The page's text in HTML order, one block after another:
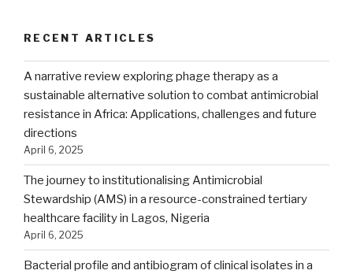
RECENT ARTICLES
A narrative review exploring phage therapy as a
sustainable alternative solution to combat antimicrobial
resistance in Africa: Applications, challenges and future
directions
April 6, 2025
The journey to institutionalising Antimicrobial
Stewardship (AMS) in a resource-constrained tertiary
healthcare facility in Lagos, Nigeria
April 6, 2025
Bacterial profile and antibiogram of clinical isolates in a